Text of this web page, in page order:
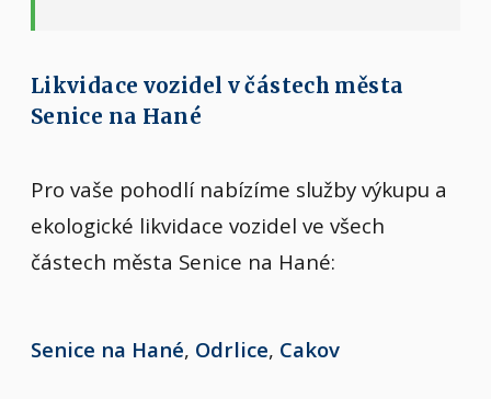
Likvidace vozidel v částech města
Senice na Hané
Pro vaše pohodlí nabízíme služby výkupu a
ekologické likvidace vozidel ve všech
částech města Senice na Hané:
Senice na Hané, Odrlice, Cakov